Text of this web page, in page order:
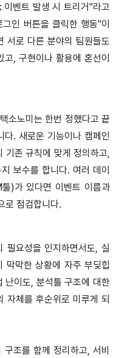
벤트 발생 시 트리거"라고
인 버튼을 클릭한 행동"이
서로 다른 분야의 팀원들도
, 구현이나 활용에 혼선이
소노미는 한번 정했다고 끝
. 새로운 기능이나 캠페인
존 규칙에 맞게 정의하고,
보수를 합니다. 여러 데이
)가 있다면 이벤트 이름과
로 점검합니다.
필요성을 인지하면서도, 실
막막한 상황에 자주 부딪힙
난이도, 분석툴 구조에 대한
자체를 후순위로 미루게 되
조를 함께 정리하고, 서비